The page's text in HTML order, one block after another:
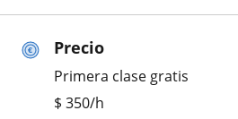
Precio
Primera clase gratis
$ 350/h